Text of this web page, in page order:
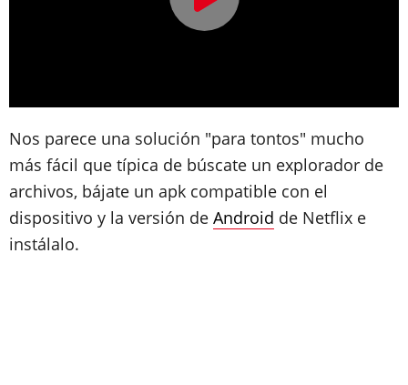
Nos parece una solución "para tontos" mucho
más fácil que típica de búscate un explorador de
archivos, bájate un apk compatible con el
dispositivo y la versión de Android de Netflix e
instálalo.